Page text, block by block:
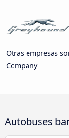
Otras empresas
Company
Autobuses